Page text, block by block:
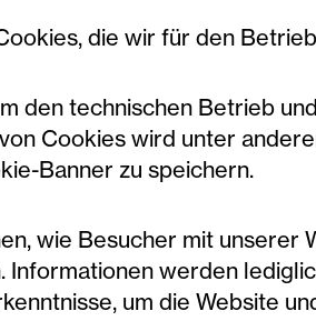
die wir für den
den technischen Betrieb
Cookies wird unter
Banner zu speichern.
wie Besucher mit unserer
werden
um die Website